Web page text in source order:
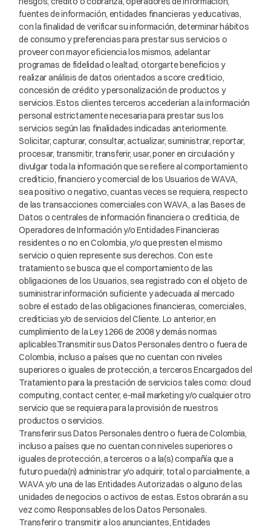
fuentes de información, entidades financieras y educativas,
con la finalidad de verificar su información, determinar hábitos
de consumo y preferencias para prestar sus servicios o
proveer con mayor eficiencia los mismos, adelantar
programas de fidelidad o lealtad, otorgarte beneficios y
realizar análisis de datos orientados a score crediticio,
concesión de crédito y personalización de productos y
servicios. Estos clientes terceros accederían a la información
personal estrictamente necesaria para prestar sus los
servicios según las finalidades indicadas anteriormente.
Solicitar, capturar, consultar, actualizar, suministrar, reportar,
procesar, transmitir, transferir, usar, poner en circulación y
divulgar toda la información que se refiere al comportamiento
crediticio, financiero y comercial de los Usuarios de WAVA,
sea positivo o negativo, cuantas veces se requiera, respecto
de las transacciones comerciales con WAVA, a las Bases de
Datos o centrales de información financiera o crediticia, de
Operadores de Información y/o Entidades Financieras
residentes o no en Colombia, y/o que presten el mismo
servicio o quien represente sus derechos. Con este
tratamiento se busca que el comportamiento de las
obligaciones de los Usuarios, sea registrado con el objeto de
suministrar información suficiente y adecuada al mercado
sobre el estado de las obligaciones financieras, comerciales,
crediticias y/o de servicios del Cliente. Lo anterior, en
cumplimiento de la Ley 1266 de 2008 y demás normas
aplicables.Transmitir sus Datos Personales dentro o fuera de
Colombia, incluso a países que no cuentan con niveles
superiores o iguales de protección, a terceros Encargados del
Tratamiento para la prestación de servicios tales como: cloud
computing, contact center, e-mail marketing y/o cualquier otro
servicio que se requiera para la provisión de nuestros
productos o servicios.
Transferir sus Datos Personales dentro o fuera de Colombia,
incluso a países que no cuentan con niveles superiores o
iguales de protección, a terceros o a la(s) compañía que a
futuro pueda(n) administrar y/o adquirir, total o parcialmente, a
WAVA y/o una de las Entidades Autorizadas o alguno de las
unidades de negocios o activos de estas. Estos obrarán a su
vez como Responsables de los Datos Personales.
Transferir o transmitir a los anunciantes, Entidades